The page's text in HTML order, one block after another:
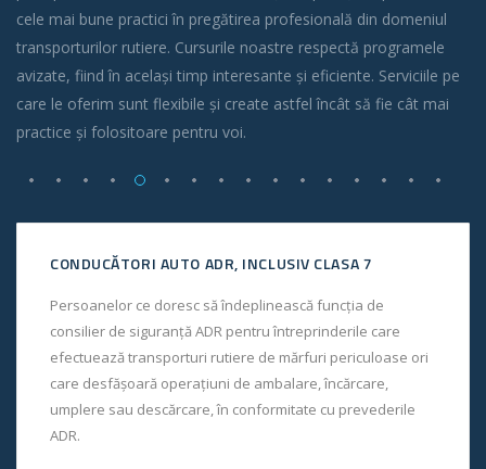
cele mai bune practici în pregătirea profesională din domeniul
transporturilor rutiere. Cursurile noastre respectă programele
avizate, fiind în același timp interesante și eficiente. Serviciile pe
care le oferim sunt flexibile și create astfel încât să fie cât mai
practice și folositoare pentru voi.
CONDUCĂTORI AUTO ADR, INCLUSIV CLASA 7
Persoanelor ce doresc să îndeplinească funcția de
consilier de siguranță ADR pentru întreprinderile care
efectuează transporturi rutiere de mărfuri periculoase ori
care desfăşoară operaţiuni de ambalare, încărcare,
umplere sau descărcare, în conformitate cu prevederile
ADR.